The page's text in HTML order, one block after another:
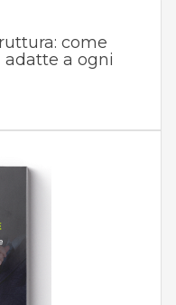
come
a ogni